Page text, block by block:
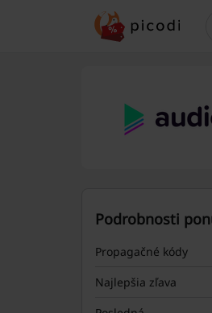
Podrobnosti
Propagačné kódy
Najlepšia zľava